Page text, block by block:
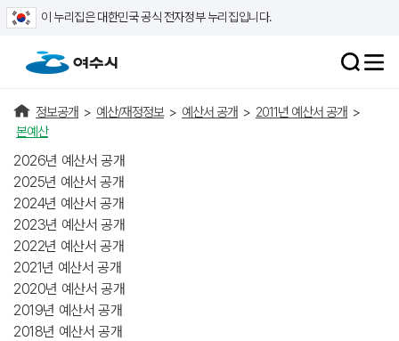
이 누리집은 대한민국 공식 전자정부 누리집입니다.
정보공개 > 예산/재정정보 > 예산서 공개 > 2011년 예산서 공개 >
본예산
2026년 예산서 공개
2025년 예산서 공개
2024년 예산서 공개
2023년 예산서 공개
2022년 예산서 공개
2021년 예산서 공개
2020년 예산서 공개
2019년 예산서 공개
2018년 예산서 공개